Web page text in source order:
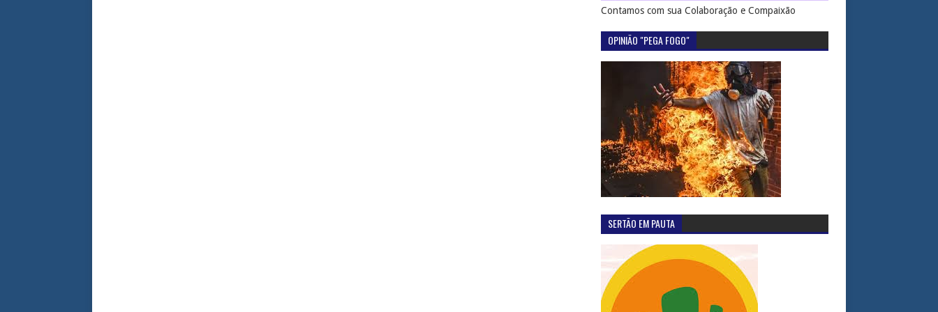
Contamos com sua Colaboração e Compaixão
OPINIÃO "PEGA FOGO"
SERTÃO EM PAUTA